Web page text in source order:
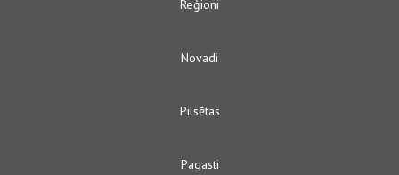
Reģioni
Novadi
Pilsētas
Pagasti